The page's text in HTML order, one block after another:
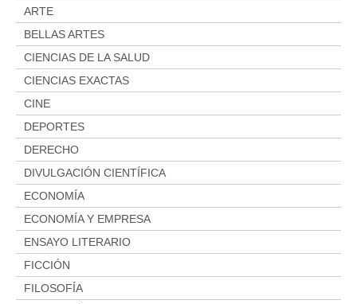
Contacto
Aviso legal
Condiciones del servicio
Política de privacidad
Cambios y devoluciones
ARTE
BELLAS ARTES
CIENCIAS DE LA SALUD
CIENCIAS EXACTAS
CINE
DEPORTES
DERECHO
DIVULGACIÓN CIENTÍFICA
ECONOMÍA
ECONOMÍA Y EMPRESA
ENSAYO LITERARIO
FICCIÓN
FILOSOFÍA